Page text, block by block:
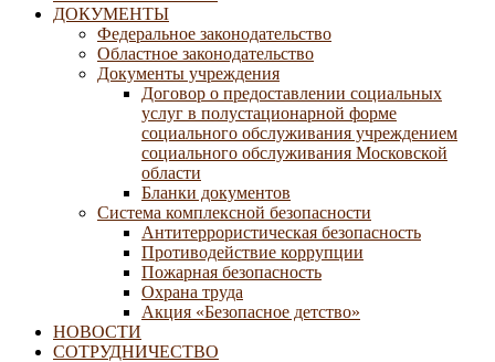
ДОКУМЕНТЫ
Федеральное законодательство
Областное законодательство
Документы учреждения
Договор о предоставлении социальных
услуг в полустационарной форме
социального обслуживания учреждением
социального обслуживания Московской
области
Бланки документов
Система комплексной безопасности
Антитеррористическая безопасность
Противодействие коррупции
Пожарная безопасность
Охрана труда
Акция «Безопасное детство»
НОВОСТИ
СОТРУДНИЧЕСТВО